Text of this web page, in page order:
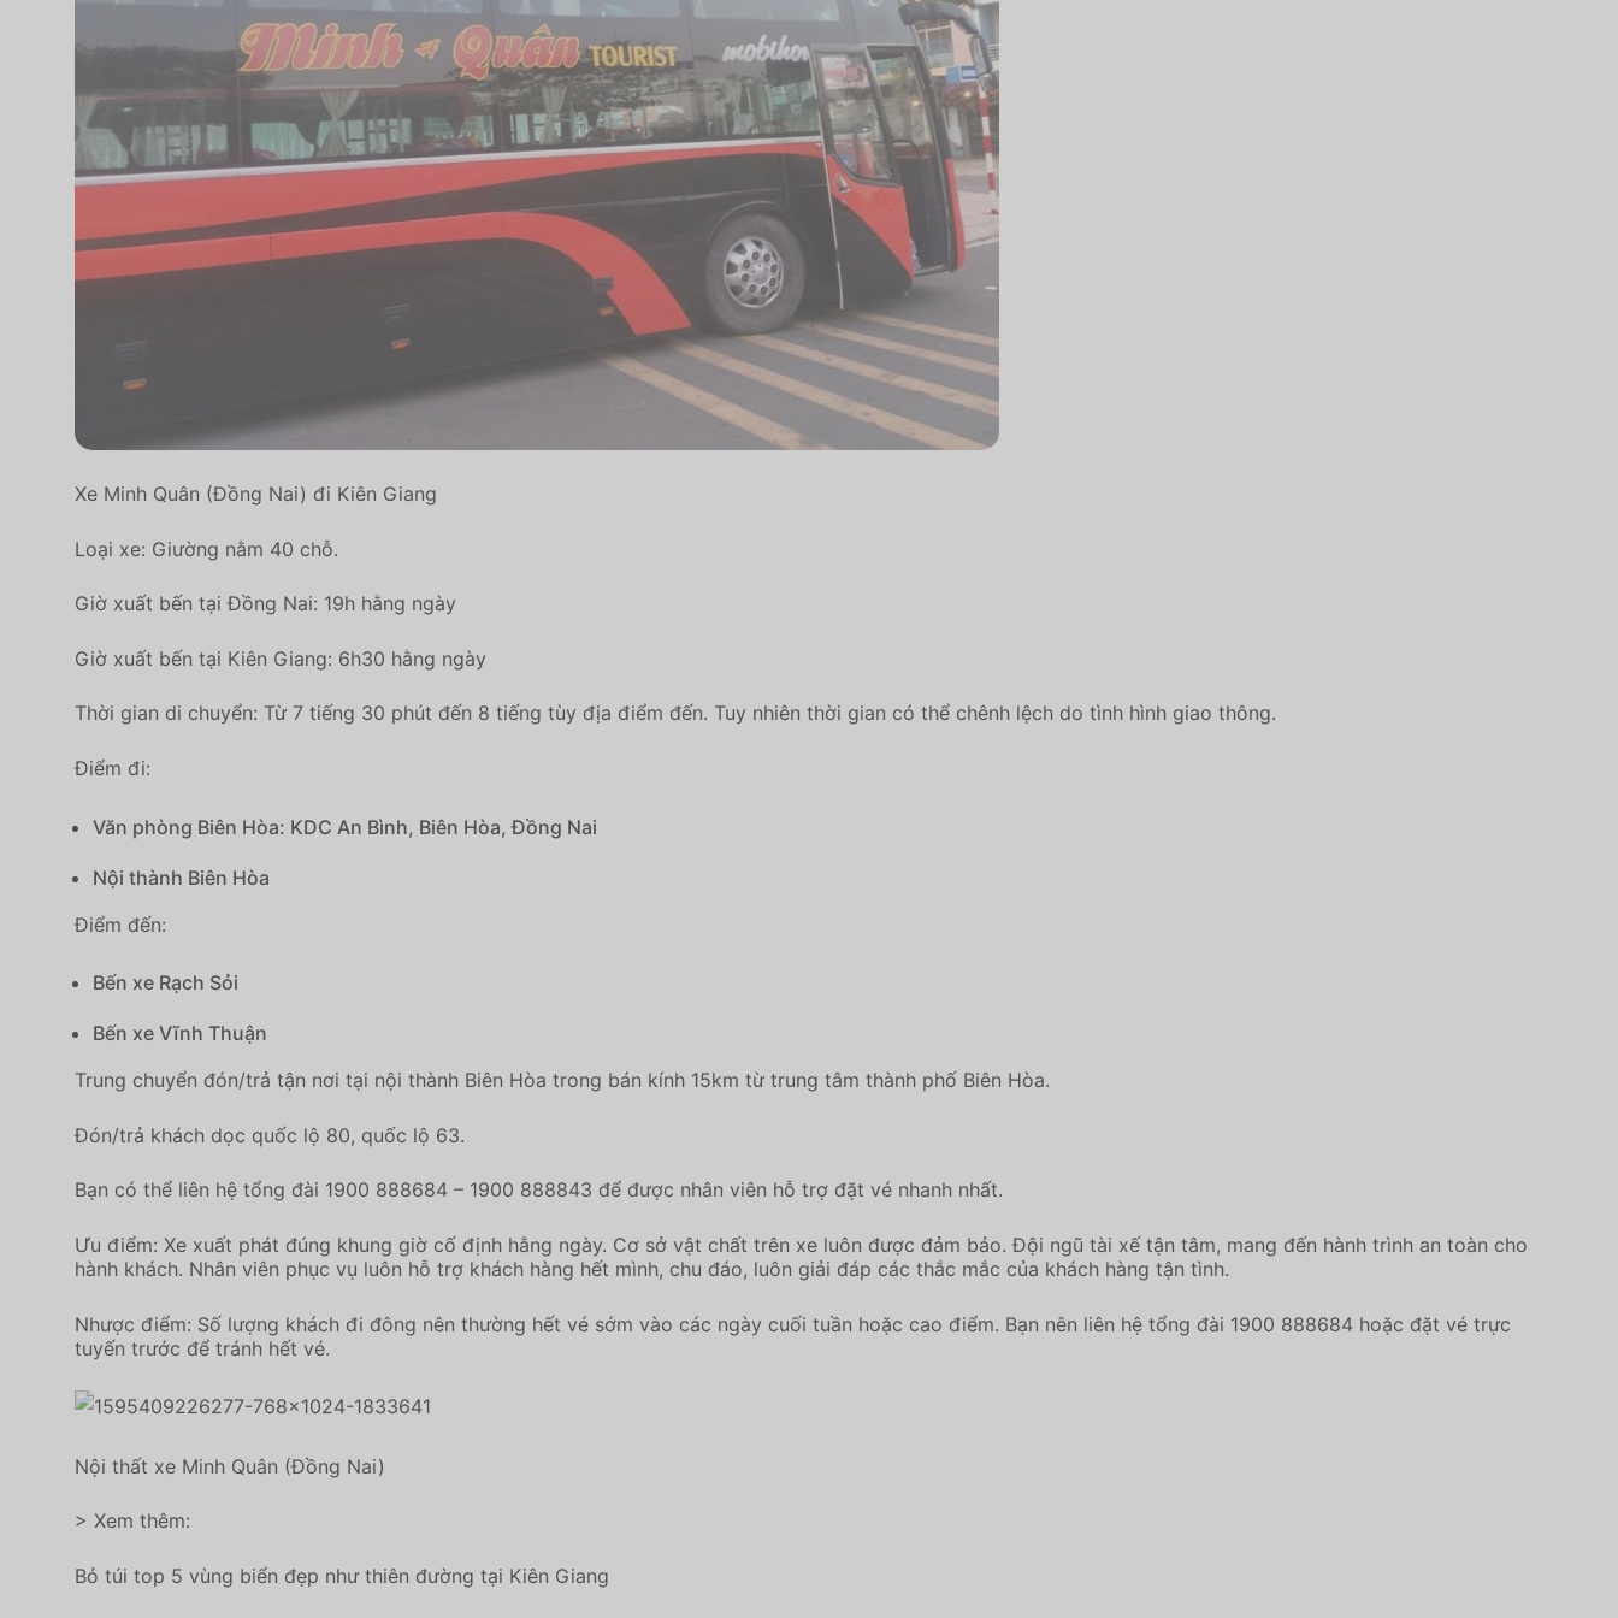
Xe Minh Quân (Đồng Nai) đi Kiên Giang
Loại xe: Giường nằm 40 chỗ.
Giờ xuất bến tại Đồng Nai: 19h hằng ngày
Giờ xuất bến tại Kiên Giang: 6h30 hằng ngày
Thời gian di chuyển: Từ 7 tiếng 30 phút đến 8 tiếng tùy địa điểm đến. Tuy nhiên thời gian có thể chênh lệch do tình hình giao thông.
Điểm đi:
Văn phòng Biên Hòa: KDC An Bình, Biên Hòa, Đồng Nai
Nội thành Biên Hòa
Điểm đến:
Bến xe Rạch Sỏi
Bến xe Vĩnh Thuận
Trung chuyển đón/trả tận nơi tại nội thành Biên Hòa trong bán kính 15km từ trung tâm thành phố Biên Hòa.
Đón/trả khách dọc quốc lộ 80, quốc lộ 63.
Bạn có thể liên hệ tổng đài 1900 888684 – 1900 888843 để được nhân viên hỗ trợ đặt vé nhanh nhất.
Ưu điểm: Xe xuất phát đúng khung giờ cố định hằng ngày. Cơ sở vật chất trên xe luôn được đảm bảo. Đội ngũ tài xế tận tâm, mang đến hành trình an toàn cho
hành khách. Nhân viên phục vụ luôn hỗ trợ khách hàng hết mình, chu đáo, luôn giải đáp các thắc mắc của khách hàng tận tình.
Nhược điểm: Số lượng khách đi đông nên thường hết vé sớm vào các ngày cuối tuần hoặc cao điểm. Bạn nên liên hệ tổng đài 1900 888684 hoặc đặt vé trực
tuyến trước để tránh hết vé.
Nội thất xe Minh Quân (Đồng Nai)
> Xem thêm:
Bỏ túi top 5 vùng biển đẹp như thiên đường tại Kiên Giang